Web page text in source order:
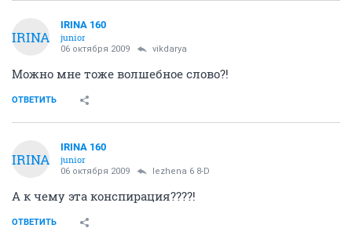
IRINA
IRINA 160
junior
06 октября 2009 vikdarya
Можно мне тоже волшебное слово?!
ОТВЕТИТЬ
IRINA
IRINA 160
junior
06 октября 2009 lezhena 6 8-D
А к чему эта конспирация????!
ОТВЕТИТЬ